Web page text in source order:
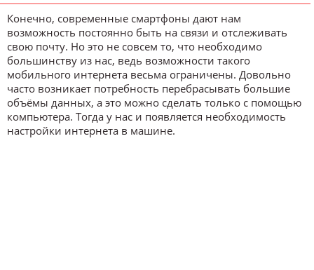
Конечно, современные смартфоны дают нам
возможность постоянно быть на связи и отслеживать
свою почту. Но это не совсем то, что необходимо
большинству из нас, ведь возможности такого
мобильного интернета весьма ограничены. Довольно
часто возникает потребность перебрасывать большие
объёмы данных, а это можно сделать только с помощью
компьютера. Тогда у нас и появляется необходимость
настройки интернета в машине.